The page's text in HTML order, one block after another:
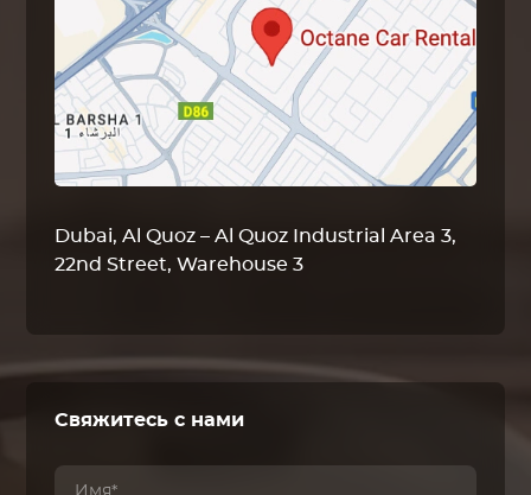
Dubai, Al Quoz – Al Quoz Industrial Area 3,
22nd Street, Warehouse 3
Свяжитесь с нами